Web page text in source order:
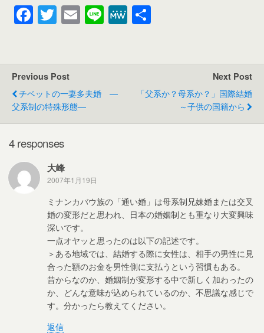
F
a
e
b
o
o
k
T
wi
er
E
m
Li
n
M
e
Previous Post
チベットの一妻多夫婚 ―
父系制の特殊形態―
Next Post
「父系か？母系か？」国際結婚
～子供の国籍から
4 responses
大峰
2007年1月19日
ミナンカバウ族の「通い婚」は母系制兄妹婚または交叉
婚の変形だと思われ、日本の婚姻制とも重なり大変興味
深いです。
一点オヤッと思ったのは以下の記述です。
＞ある地域では、結婚する際に女性は、相手の男性に見
合った額のお金を男性側に支払うという習慣もある。
昔からなのか、婚姻制が変形する中で新しく加わったの
か、どんな意味が込められているのか、不思議な感じで
す。分かったら教えてください。
返信